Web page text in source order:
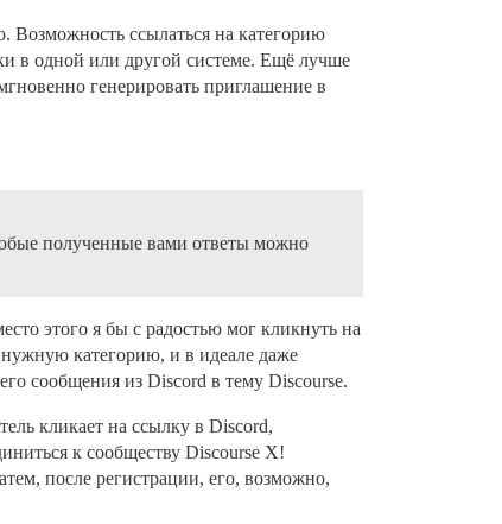
ссылаться на категорию
в одной или другой системе. Ещё лучше
генерировать приглашение в
полученные вами ответы можно
этого я бы с радостью мог кликнуть на
категорию, и в идеале даже
сообщения из Discord в тему Discourse.
кликает на ссылку в Discord,
к сообществу Discourse X!
после регистрации, его, возможно,